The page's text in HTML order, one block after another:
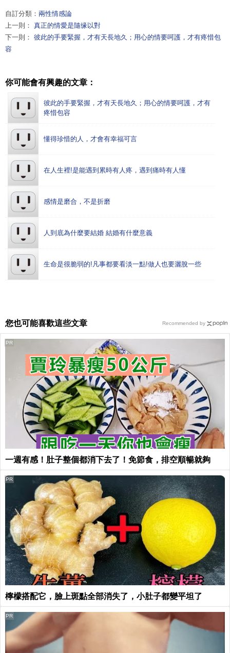
自訂分類： 兩性情感論
上一則： 真正的情愛是隨缘以對
下一則： 彼此的手要緊握，才有天長地久；用心的情要呵護，才有疼惜包
容
你可能會有興趣的文章：
彼此的手要緊握，才有天長地久；用心的情要呵護，才有
疼惜包容
懂得珍惜的人，才會有幸福可言
在人生裡!是能遇到累時有人疼，遇到痛時有人懂
感情是磨合，不是折磨
人到底為什麼要結婚 結婚有什麼意義
生命是很脆弱的!凡事都要看淡一點!做人也要灑脫一些
您也可能喜歡這些文章
一週有感！肚子整個都消下去了！免節食，排空順暢就夠
PR
檸檬搭配它，臉上斑點全部消失了，小肚子都變平坦了
PR
PR
Recommended by